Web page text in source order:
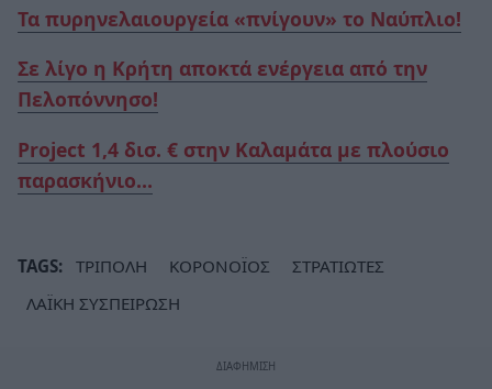
Τα πυρηνελαιουργεία «πνίγουν» το Ναύπλιο!
Σε λίγο η Κρήτη αποκτά ενέργεια από την
Πελοπόννησο!
Project 1,4 δισ. € στην Καλαμάτα με πλούσιο
παρασκήνιο…
TAGS: ΤΡΙΠΟΛΗ ΚΟΡΟΝΟΪΟΣ
ΣΤΡΑΤΙΩΤΕΣ
ΛΑΪΚΗ ΣΥΣΠΕΙΡΩΣΗ